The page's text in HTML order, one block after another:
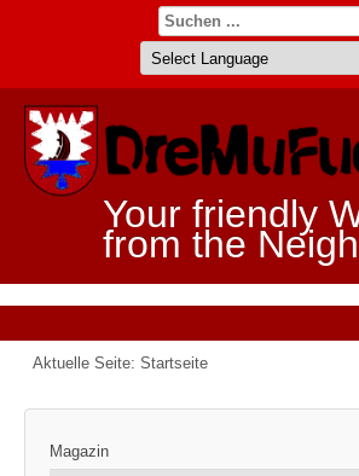
Your friendly
from the
Aktuelle Seite: Startseite
Magazin